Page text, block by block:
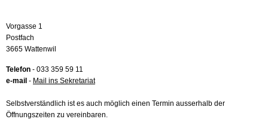
Vorgasse 1
Postfach
3665 Wattenwil
Telefon - 033 359 59 11
e-mail - Mail ins Sekretariat
Selbstverständlich ist es auch möglich einen Termin ausserhalb der
Öffnungszeiten zu vereinbaren.